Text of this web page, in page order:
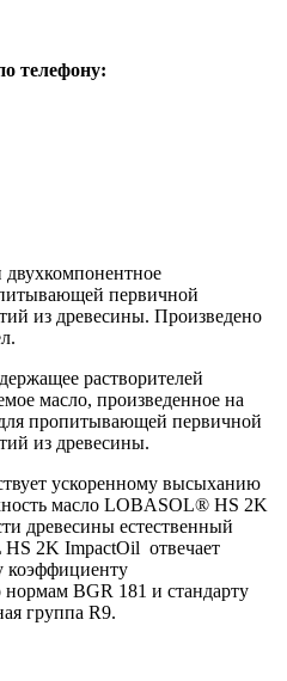
телефону:
двухкомпонентное
первичной
из древесины. Произведено
растворителей
масло, произведенное на
пропитывающей первичной
из древесины.
ускоренному высыханию
масло LOBASOL® HS 2K
древесины естественный
2K ImpactOil отвечает
коэффициенту
нормам BGR 181 и стандарту
группа R9.